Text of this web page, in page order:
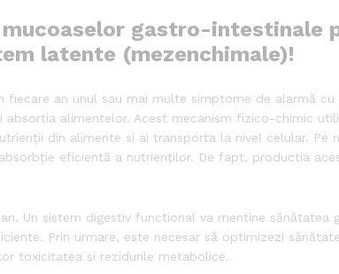
gastro-intestinale
latente (mezenchimale)!
an unul sau mai multe simptome de alarmă cu
alimentelor. Acest mecanism fizico-chimic
din alimente si ai transporta la nivel celular. Pe
eficientă a nutrienților. De fapt, productia
Un sistem digestiv functional va mentine sănătatea
Prin urmare, este necesar să optimizezi
toxicitatea si rezidurile metabolice.